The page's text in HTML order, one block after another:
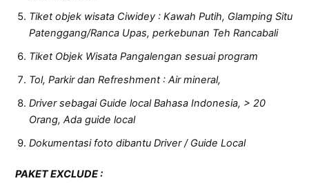
Tiket objek wisata Ciwidey : Kawah Putih, Glamping Situ
Patenggang/Ranca Upas, perkebunan Teh Rancabali
Tiket Objek Wisata Pangalengan sesuai program
Tol, Parkir dan Refreshment : Air mineral,
Driver sebagai Guide local Bahasa Indonesia, > 20
Orang, Ada guide local
Dokumentasi foto dibantu Driver / Guide Local
PAKET EXCLUDE: